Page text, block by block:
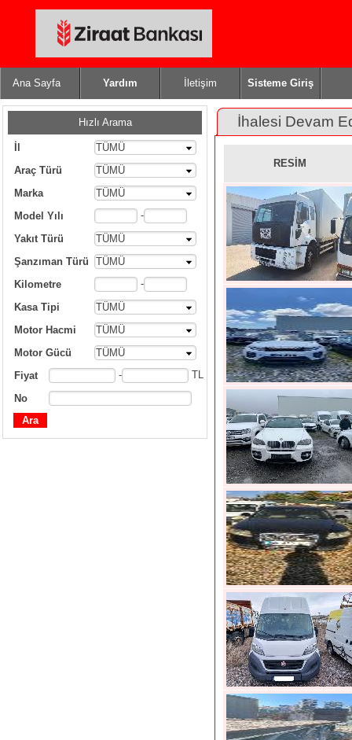
Ana Sayfa Yardım İletişim Sisteme Giriş
Hızlı Arama
TÜMÜ
Araç Türü
TÜMÜ
Marka
TÜMÜ
Model Yılı
-
Yakıt Türü
TÜMÜ
Şanzıman Türü
TÜMÜ
Kilometre
-
Kasa Tipi
TÜMÜ
Motor Hacmi
TÜMÜ
Motor Gücü
TÜMÜ
Fiyat
- TL
No
İhalesi Devam
RESİM